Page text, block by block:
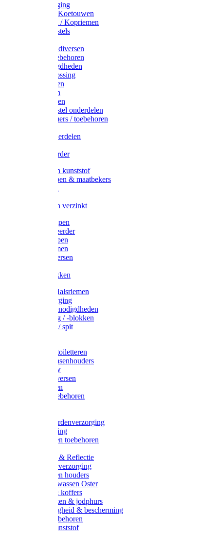
Uierverzorging
Halsters & Koetouwen
Halsriemen / Kopriemen
Koerugborstels
Koe / Stier diversen
Melkers toebehoren
Stalbenodigdheden
Kalververlossing
Stierenringen
Onthoornen
Kalverflessen
Koerugborstel onderdelen
Kalveremmers / toebehoren
Koelift onderdelen
Uieronthaarder
Voerbakken kunststof
Voerscheppen & maatbekers
Voerbakken verzinkt
Warmtelampen
Staartcoupeerder
Biggenkappen
Neuskrammen
Varken diversen
Varkensbakken
Halsters / Halsriemen
Hoefverzorging
Lammer benodigdheden
Ramdektuig / -blokken
Vastzetpen / spit
Poetsen & toiletteren
Zadel-/Trensenhouders
Halstertouw
Halsters diversen
Hoofdstellen
Zadel & toebehoren
Rapide paardenverzorging
Ruiter kleding
Hoofdstellen toebehoren
Verlichting & Reflectie
Rapide leerverzorging
Likstenen en houders
Poetsen & wassen Oster
Poetssets & koffers
Ruiter laarzen & jodphurs
Ruiter veiligheid & bescherming
Ruiter - toebehoren
Voerbak kunststof